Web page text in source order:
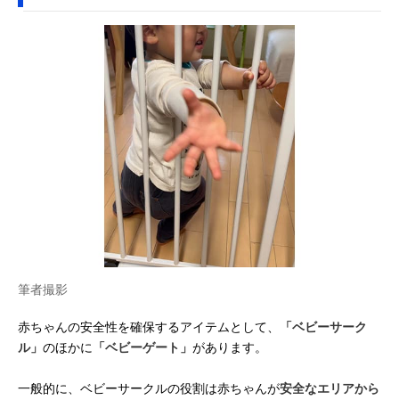
筆者撮影
赤ちゃんの安全性を確保するアイテムとして、
「ベビーサーク
ル」 のほかに 「ベビーゲート」 があります。
一般的に、ベビーサークルの役割は赤ちゃんが安全なエリアから